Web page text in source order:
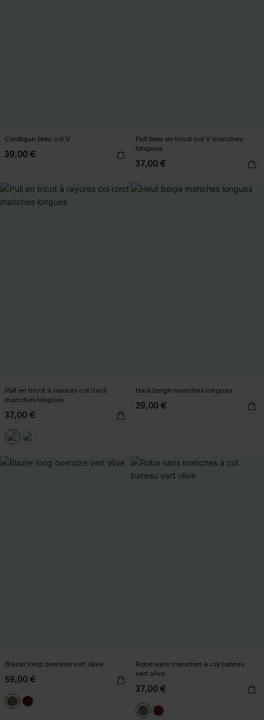
Cardigan bleu col V
39,00 €
Pull bleu en tricot col V manches
longues
37,00 €
Pull en tricot à rayures col rond
manches longues
37,00 €
Haut beige manches longues
29,00 €
Blazer long oversize vert olive
59,00 €
Robe sans manches à col bateau
vert olive
37,00 €